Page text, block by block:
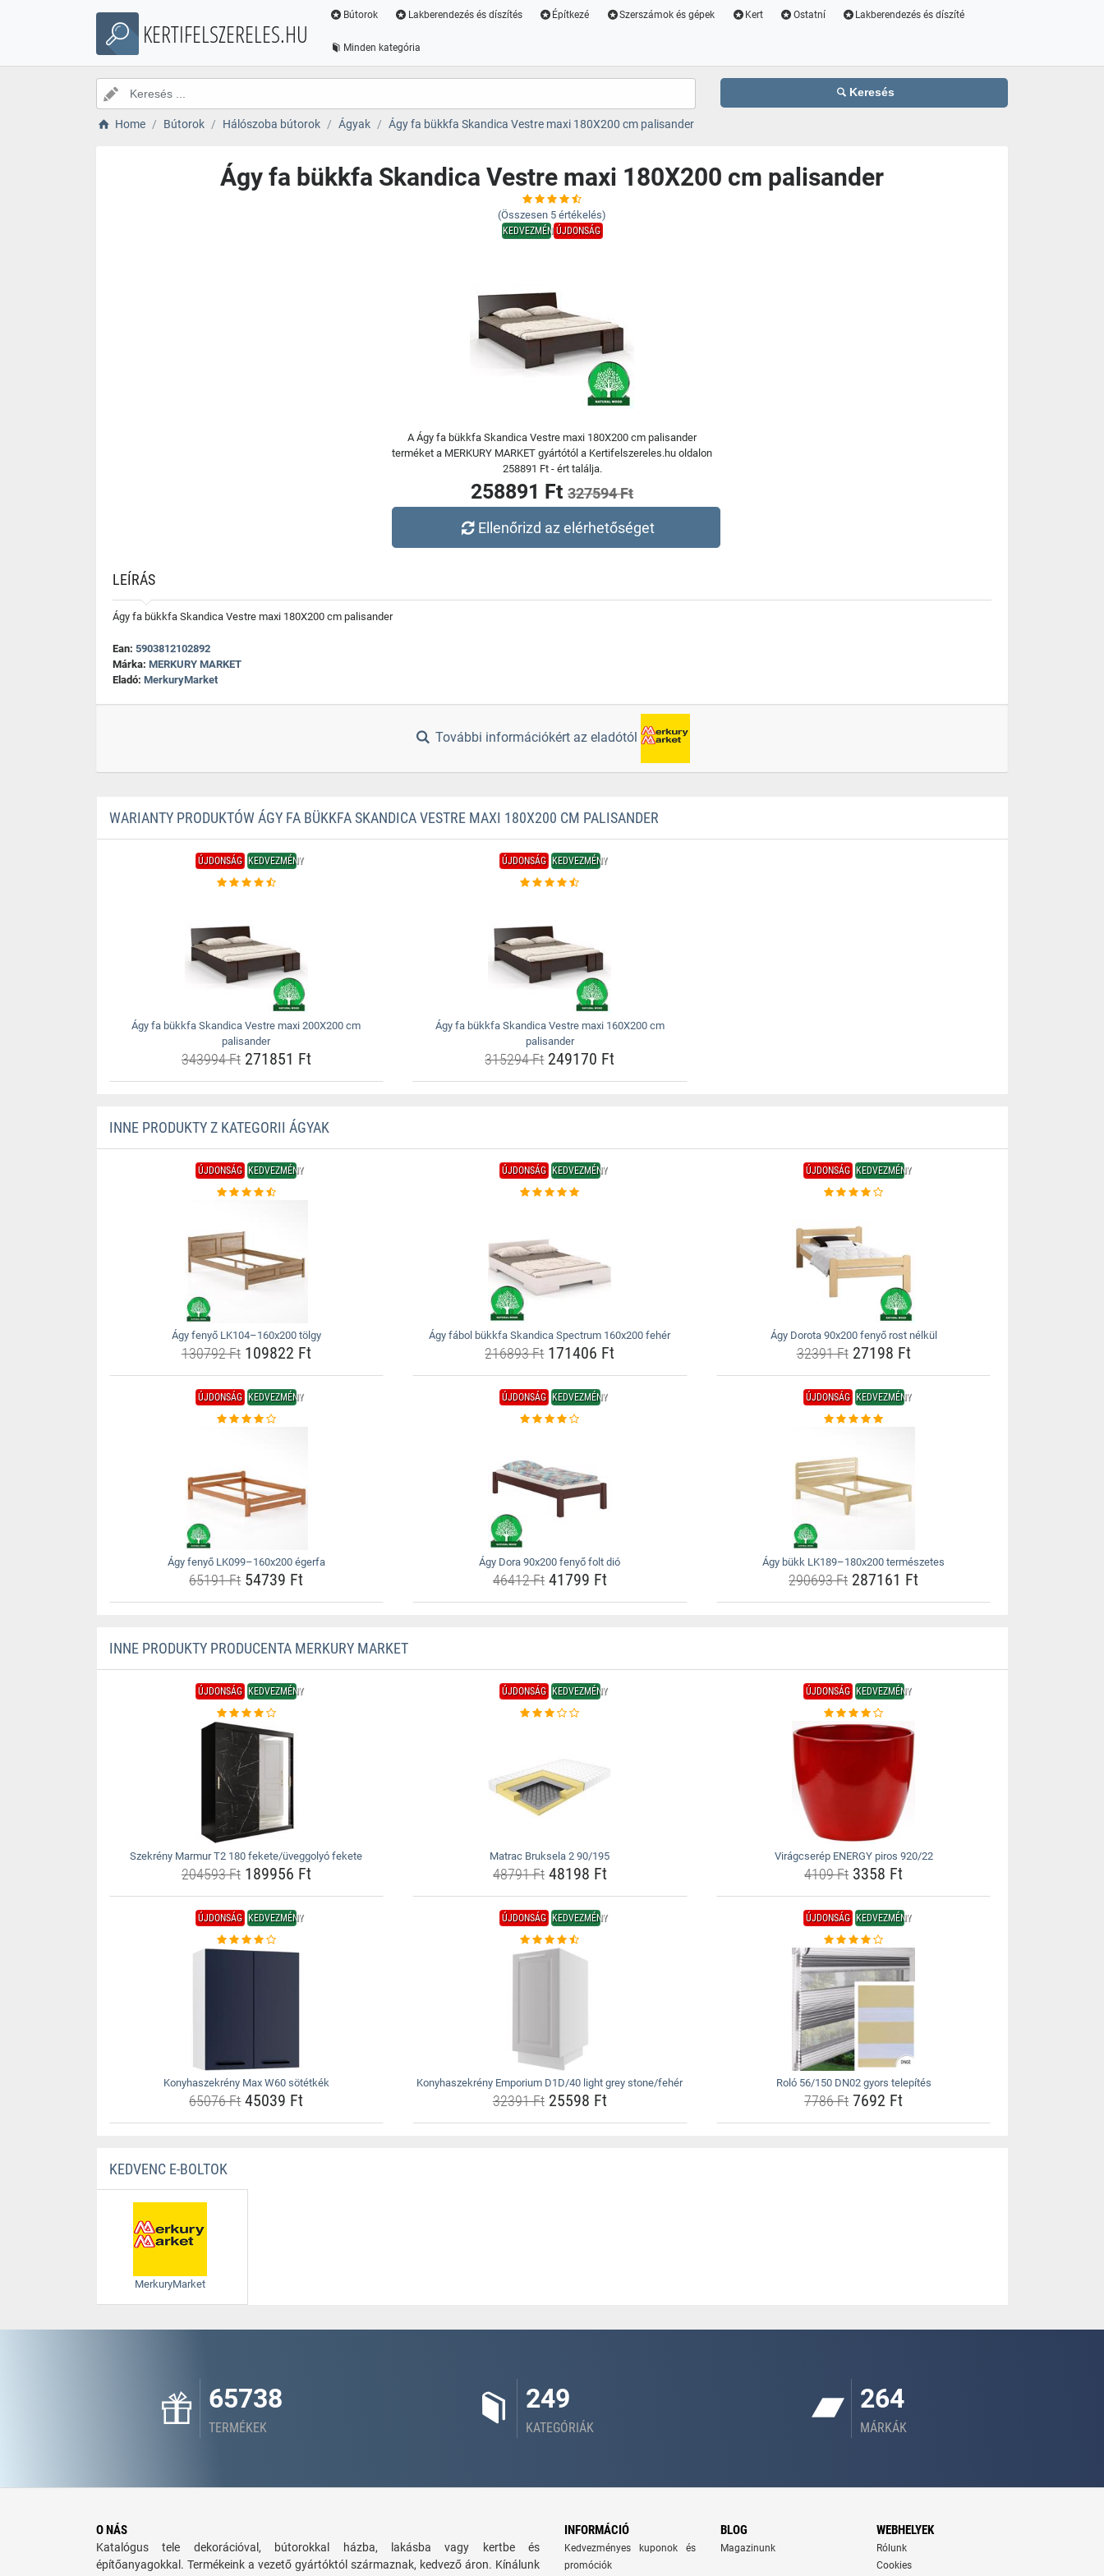
KERTIFELSZERELES.HU
Bútorok Lakberendezés és díszítés Építkezé Szerszámok és gépek Kert Ostatní Lakberendezés és díszíté
Minden kategória
Keresés
Home Bútorok Hálószoba bútorok Ágyak Ágy fa bükkfa Skandica Vestre maxi 180X200 cm palisander
Ágy fa bükkfa Skandica Vestre maxi 180X200 cm palisander
(Összesen 5 értékelés)
KEDVEZMÉNYÚJDONSÁG
A Ágy fa bükkfa Skandica Vestre maxi 180X200 cm palisander
terméket a MERKURY MARKET gyártótól a Kertifelszereles.hu oldalon
258891 Ft - ért találja.
258891 Ft 327594 Ft
Ellenőrizd az elérhetőséget
LEÍRÁS
Ágy fa bükkfa Skandica Vestre maxi 180X200 cm palisander
Ean: 5903812102892
Márka: MERKURY MARKET
Eladó: MerkuryMarket
További információkért az eladótól
WARIANTY PRODUKTÓW ÁGY FA BÜKKFA SKANDICA VESTRE MAXI 180X200 CM PALISANDER
ÚJDONSÁG KEDVEZMÉNY
Ágy fa bükkfa Skandica Vestre maxi 200X200 cm
palisander
343994 Ft271851 Ft
ÚJDONSÁG KEDVEZMÉNY
Ágy fa bükkfa Skandica Vestre maxi 160X200 cm
palisander
315294 Ft249170 Ft
INNE PRODUKTY Z KATEGORII ÁGYAK
ÚJDONSÁG KEDVEZMÉNY
Ágy fenyő LK104–160x200 tölgy
130792 Ft109822 Ft
ÚJDONSÁG KEDVEZMÉNY
Ágy fábol bükkfa Skandica Spectrum 160x200 fehér
216893 Ft171406 Ft
ÚJDONSÁG KEDVEZMÉNY
Ágy Dorota 90x200 fenyő rost nélkül
32391 Ft27198 Ft
ÚJDONSÁG KEDVEZMÉNY
Ágy fenyő LK099–160x200 égerfa
65191 Ft54739 Ft
ÚJDONSÁG KEDVEZMÉNY
Ágy Dora 90x200 fenyő folt dió
46412 Ft41799 Ft
ÚJDONSÁG KEDVEZMÉNY
Ágy bükk LK189–180x200 természetes
290693 Ft 287161 Ft
INNE PRODUKTY PRODUCENTA MERKURY MARKET
ÚJDONSÁG KEDVEZMÉNY
Szekrény Marmur T2 180 fekete/üveggolyó fekete
204593 Ft189956 Ft
ÚJDONSÁG KEDVEZMÉNY
Matrac Bruksela 2 90/195
48791 Ft48198 Ft
ÚJDONSÁG KEDVEZMÉNY
Virágcserép ENERGY piros 920/22
4109 Ft 3358 Ft
ÚJDONSÁG KEDVEZMÉNY
Konyhaszekrény Max W60 sötétkék
65076 Ft45039 Ft
ÚJDONSÁG KEDVEZMÉNY
Konyhaszekrény Emporium D1D/40 light grey stone/fehér
32391 Ft25598 Ft
ÚJDONSÁG KEDVEZMÉNY
Roló 56/150 DN02 gyors telepítés
7786 Ft 7692 Ft
KEDVENC E-BOLTOK
MerkuryMarket
65738
TERMÉKEK
249
KATEGÓRIÁK
264
MÁRKÁK
O NÁS
Katalógus tele dekorációval, bútorokkal házba, lakásba vagy kertbe és
építőanyagokkal. Termékeink a vezető gyártóktól származnak, kedvező áron. Kínálunk
INFORMÁCIÓ
Kedvezményes kuponok és
promóciók
BLOG
Magazinunk
WEBHELYEK
Rólunk
Cookies